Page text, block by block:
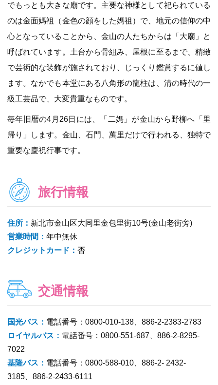
でもっとも大きな廟です。主要な神様として祀られている
のは金面媽祖（金色の顔をした媽祖）で、地元の信仰の中
心となっていることから、金山の人たちからは「大廟」と
呼ばれています。土台から骨組み、屋根に至るまで、精緻
で芸術的な装飾が施されており、じっくり鑑賞するに値し
ます。なかでも本堂にある八角形の龍柱は、清の時代の一
級工芸品で、大変貴重なものです。
毎年旧暦の4月26日には、「二媽」が金山から野柳へ「里
帰り」します。金山、石門、萬里だけで行われる、独特で
重要な慶祝行事です。
旅行情報
住所： 新北市金山区大同里金包里街10号(金山老街旁)
営業時間： 年中無休
クレジットカード： 否
交通情報
国光バス： 電話番号：0800-010-138、886-2-2383-2783
ロイヤルバス： 電話番号：0800-551-687、886-2-8295-
7022
基隆バス： 電話番号：0800-588-010、886-2- 2432-
3185、886-2-2433-6111